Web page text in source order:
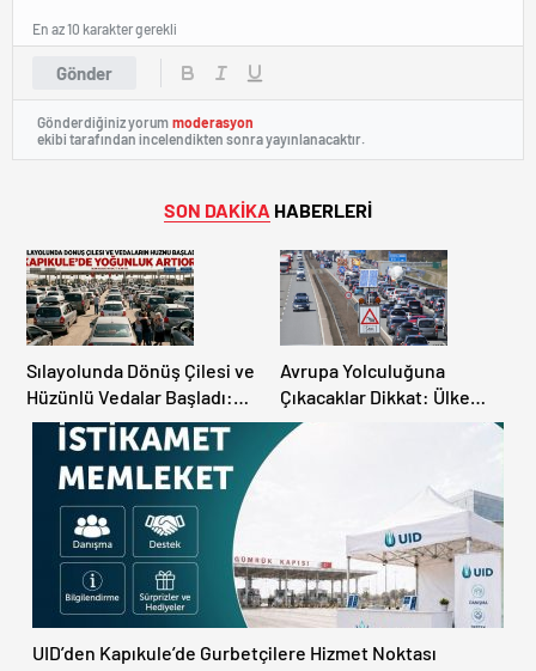
Gönder
En az 10 karakter gerekli
Gönderdiğiniz yorum moderasyon
ekibi tarafından incelendikten sonra yayınlanacaktır.
SON DAKİKA HABERLERİ
Sılayolunda Dönüş Çilesi ve
Hüzünlü Vedalar Başladı:
Kapıkule’de Yoğunluk
Artıyor!
Avrupa Yolculuğuna
Çıkacaklar Dikkat: Ülke
Ülke Güncel Trafik Kuralları,
Avrupa Otoyol Hız Limitleri
UID’den Kapıkule’de Gurbetçilere Hizmet Noktası